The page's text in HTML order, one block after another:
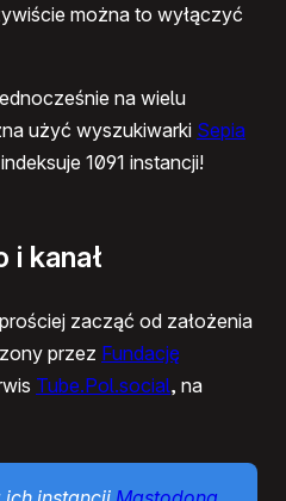
można to wyłączyć
na wielu
użyć wyszukiwarki Sepia
1091 instancji!
i kanał
zacząć od założenia
przez Fundację
Tube.Pol.social, na